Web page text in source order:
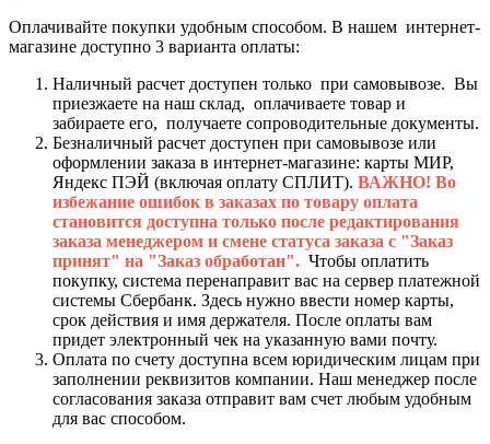
Оплачивайте покупки удобным способом. В нашем интернет-
магазине доступно 3 варианта оплаты:
Наличный расчет доступен только при самовывозе. Вы
приезжаете на наш склад, оплачиваете товар и
забираете его, получаете сопроводительные документы.
Безналичный расчет доступен при самовывозе или
оформлении заказа в интернет-магазине: карты МИР,
Яндекс ПЭЙ (включая оплату СПЛИТ). ВАЖНО! Во
избежание ошибок в заказах по товару оплата
становится доступна только после редактирования
заказа менеджером и смене статуса заказа с "Заказ
принят" на "Заказ обработан". Чтобы оплатить
покупку, система перенаправит вас на сервер платежной
системы Сбербанк. Здесь нужно ввести номер карты,
срок действия и имя держателя. После оплаты вам
придет электронный чек на указанную вами почту.
Оплата по счету доступна всем юридическим лицам при
заполнении реквизитов компании. Наш менеджер после
согласования заказа отправит вам счет любым удобным
для вас способом.